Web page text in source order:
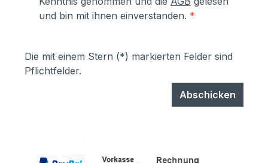
und bin mit ihnen einverstanden. *
Die mit einem Stern (*) markierten Felder sind
Pflichtfelder.
Abschicken